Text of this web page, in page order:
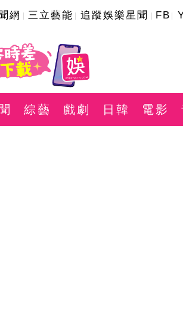
網 三立藝能 追蹤娛樂星聞 FB
綜藝 戲劇 日韓 電影